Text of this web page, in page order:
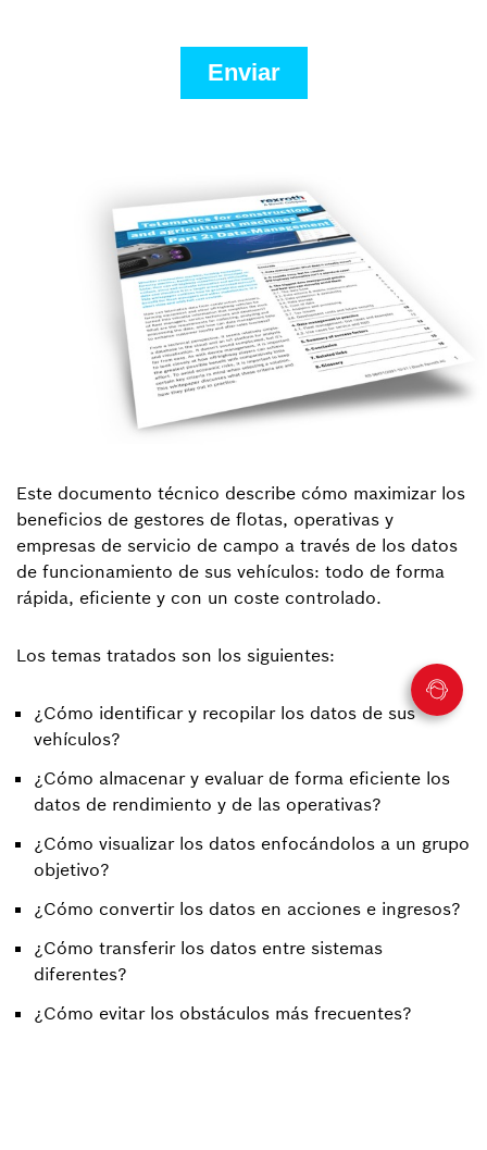
Este documento técnico describe cómo maximizar los
beneficios de gestores de flotas, operativas y
empresas de servicio de campo a través de los datos
de funcionamiento de sus vehículos: todo de forma
rápida, eficiente y con un coste controlado.
Los temas tratados son los siguientes:
¿Cómo identificar y recopilar los datos de sus
vehículos?
¿Cómo almacenar y evaluar de forma eficiente los
datos de rendimiento y de las operativas?
¿Cómo visualizar los datos enfocándolos a un grupo
objetivo?
¿Cómo convertir los datos en acciones e ingresos?
¿Cómo transferir los datos entre sistemas
diferentes?
¿Cómo evitar los obstáculos más frecuentes?